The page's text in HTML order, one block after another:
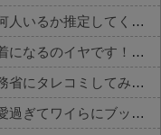
【ファ！？】面接官「日本に刀鍛冶は何人いるか推定してください」 俺「188人です」 面接官「どういう風に考えましたか？」 俺「知ってました」→この後『こう』なったんだがマジで納得いかない！！！！！
【衝撃画像】中学生「先生！水泳で水着になるのイヤです！」先生「分かった」→結果まさかの『こう』なってしまうw w w w w w w
お前ら急げ！怪しい外人みつけたら法務省にタレコミしてみろ！意外と仕事するぞ？
【画像】令和最新版のあのちゃん、可愛過ぎてワイらにブッ刺さりまくりw w w w w w